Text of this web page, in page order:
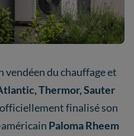
vendéen du chauffage et
Thermor, Sauter
officiellement finalisé son
Paloma Rheem